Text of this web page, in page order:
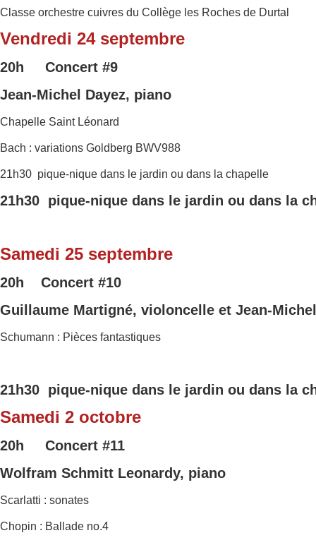
Classe orchestre cuivres du Collège les Roches de Durtal
Vendredi 24 septembre
20h Concert #9
Jean-Michel Dayez, piano
Chapelle Saint Léonard
Bach : variations Goldberg BWV988
21h30 pique-nique dans le jardin ou dans la chapelle
21h30 pique-nique dans le jardin ou dans la
Samedi 25 septembre
20h Concert #10
Guillaume Martigné, violoncelle et Jean-
Schumann : Pièces fantastiques
21h30 pique-nique dans le jardin ou dans la
Samedi 2 octobre
20h Concert #11
Wolfram Schmitt Leonardy, piano
Scarlatti : sonates
Chopin : Ballade no.4